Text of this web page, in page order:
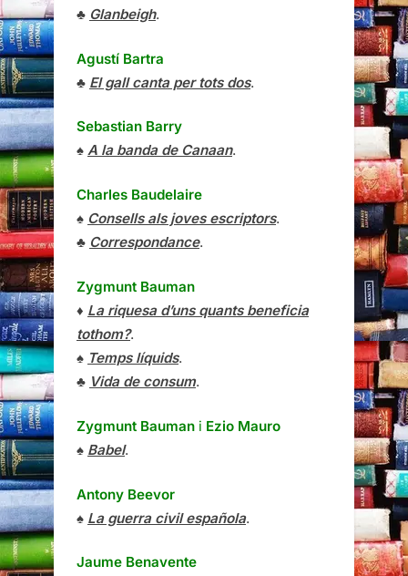
♣ Glanbeigh.
Agustí Bartra
♣ El gall canta per tots dos.
Sebastian Barry
♠ A la banda de Canaan.
Charles Baudelaire
♠ Consells als joves escriptors.
♣ Correspondance.
Zygmunt Bauman
♦ La riquesa d’uns quants beneficia
tothom?.
♠ Temps líquids.
♣ Vida de consum.
Zygmunt Bauman i Ezio Mauro
♠ Babel.
Antony Beevor
♠ La guerra civil española.
Jaume Benavente